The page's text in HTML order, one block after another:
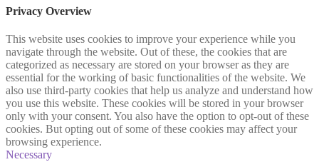
Privacy Overview
This website uses cookies to improve your experience while you
navigate through the website. Out of these, the cookies that are
categorized as necessary are stored on your browser as they are
essential for the working of basic functionalities of the website. We
also use third-party cookies that help us analyze and understand how
you use this website. These cookies will be stored in your browser
only with your consent. You also have the option to opt-out of these
cookies. But opting out of some of these cookies may affect your
browsing experience.
Necessary